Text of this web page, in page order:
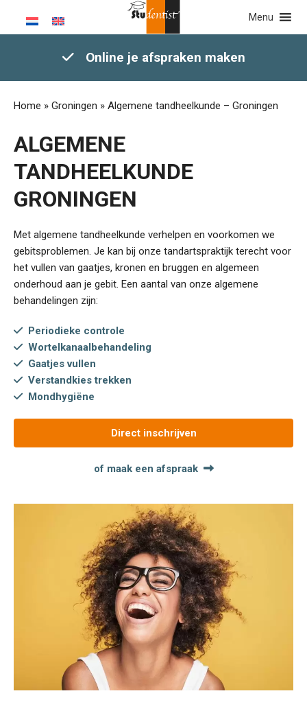
Menu
Online je afspraken maken
Home » Groningen » Algemene tandheelkunde – Groningen
ALGEMENE
TANDHEELKUNDE
GRONINGEN
Met algemene tandheelkunde verhelpen en voorkomen we
gebitsproblemen. Je kan bij onze tandartspraktijk terecht voor
het vullen van gaatjes, kronen en bruggen en algemeen
onderhoud aan je gebit. Een aantal van onze algemene
behandelingen zijn:
Periodieke controle
Wortelkanaalbehandeling
Gaatjes vullen
Verstandkies trekken
Mondhygiëne
Direct inschrijven
of maak een afspraak